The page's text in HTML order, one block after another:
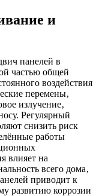
и
панелей в
частью общей
воздействия
перемены‚
излучение‚
Регулярный
снизить риск
работы
влияет на
всего дома‚
приводит к
развитию коррозии